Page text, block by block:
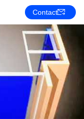
Contact